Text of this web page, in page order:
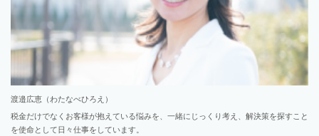
渡邉広恵（わたなべひろえ）
税金だけでなくお客様が抱えている悩みを、一緒にじっくり考え、解決策を探すこと
を使命として日々仕事をしています。